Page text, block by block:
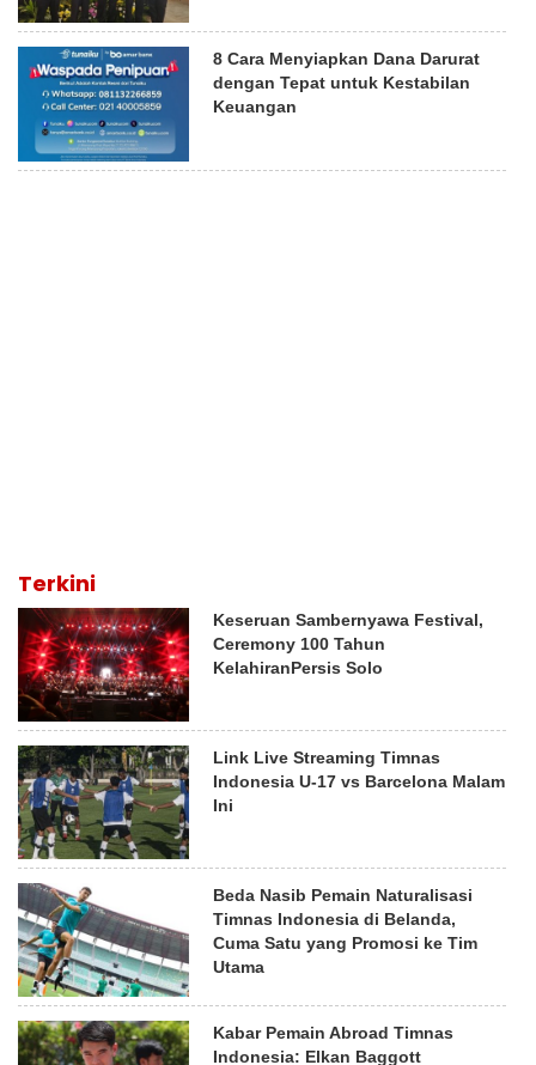
8 Cara Menyiapkan Dana Darurat
dengan Tepat untuk Kestabilan
Keuangan
Terkini
Keseruan Sambernyawa Festival,
Ceremony 100 Tahun
KelahiranPersis Solo
Link Live Streaming Timnas
Indonesia U-17 vs Barcelona Malam
Ini
Beda Nasib Pemain Naturalisasi
Timnas Indonesia di Belanda,
Cuma Satu yang Promosi ke Tim
Utama
Kabar Pemain Abroad Timnas
Indonesia: Elkan Baggott